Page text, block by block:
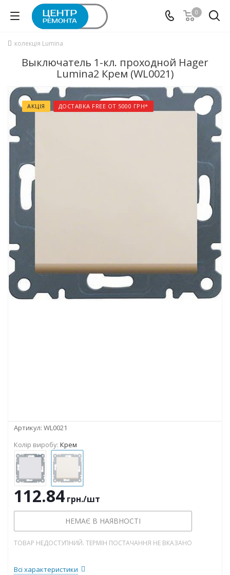
0
колекція Lumina
Выключатель 1-кл. проходной Hager
Lumina2 Крем (WL0021)
АКЦІЯ ДОСТАВКА FREE ОТ 5000 ГРН*
Артикул: WL0021
Колір виробу: Крем
112.84 грн./шт
НЕМАЄ В НАЯВНОСТІ
ТОВАР НЕДОСТУПНИЙ. ТЕРМІН ПОСТАЧАННЯ НЕ ВКАЗАНО
Всі характеристики